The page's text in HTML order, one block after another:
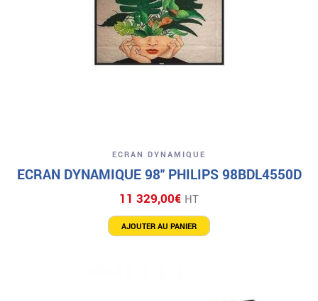
ECRAN DYNAMIQUE
ECRAN DYNAMIQUE 98″ PHILIPS 98BDL4550D
11 329,00€ HT
AJOUTER AU PANIER